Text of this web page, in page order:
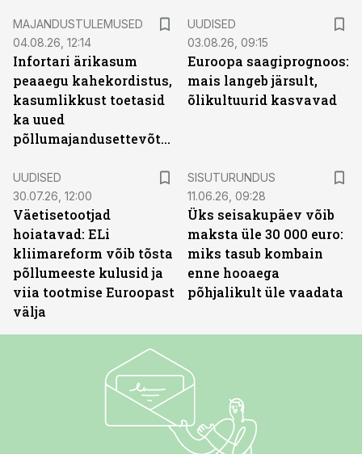
MAJANDUSTULEMUSED
04.08.26, 12:14
Infortari ärikasum
peaaegu kahekordistus,
kasumlikkust toetasid
ka uued
põllumajandusettevõtted
UUDISED
03.08.26, 09:15
Euroopa saagiprognoos:
mais langeb järsult,
õlikultuurid kasvavad
UUDISED
30.07.26, 12:00
Väetisetootjad
hoiatavad: ELi
kliimareform võib tõsta
põllumeeste kulusid ja
viia tootmise Euroopast
välja
SISUTURUNDUS
11.06.26, 09:28
Üks seisakupäev võib
maksta üle 30 000 euro:
miks tasub kombain
enne hooaega
põhjalikult üle vaadata